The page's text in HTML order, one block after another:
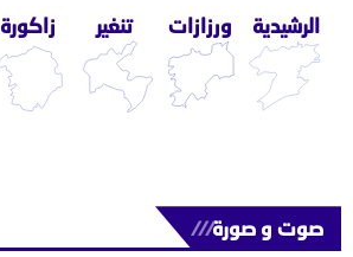
الرشيدية ورزازات تنغير زاكورة
صوت و صورة///